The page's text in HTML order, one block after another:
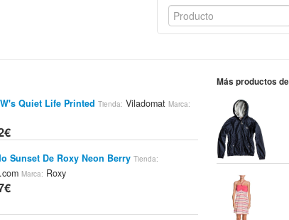
Quiet Life Printed Tienda: ViladomatMarca:
Sunset De Roxy Neon Berry Tienda:
Marca: Roxy
Más productos